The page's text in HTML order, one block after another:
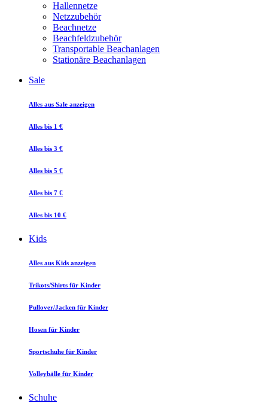
Hallennetze
Netzzubehör
Beachnetze
Beachfeldzubehör
Transportable Beachanlagen
Stationäre Beachanlagen
Sale
Alles aus Sale anzeigen
Alles bis 1 €
Alles bis 3 €
Alles bis 5 €
Alles bis 7 €
Alles bis 10 €
Kids
Alles aus Kids anzeigen
Trikots/Shirts für Kinder
Pullover/Jacken für Kinder
Hosen für Kinder
Sportschuhe für Kinder
Volleybälle für Kinder
Schuhe